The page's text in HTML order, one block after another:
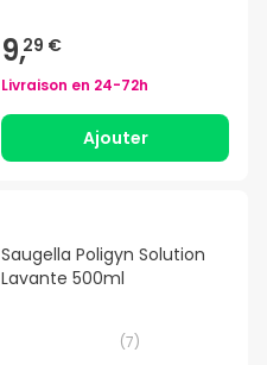
9,29 €
Livraison en 24-72h
Ajouter
Saugella Poligyn Solution
Lavante 500ml
(7)